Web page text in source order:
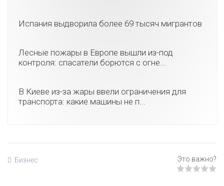
Испания выдворила более 69 тысяч мигрантов
Лесные пожары в Европе вышли из-под
контроля: спасатели борются с огне...
В Киеве из-за жары ввели ограничения для
транспорта: какие машины не п...
Бизнес